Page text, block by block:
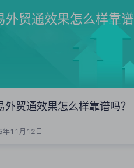
外贸通效果怎么样靠谱
外贸通效果怎么样靠谱吗？
11月12日